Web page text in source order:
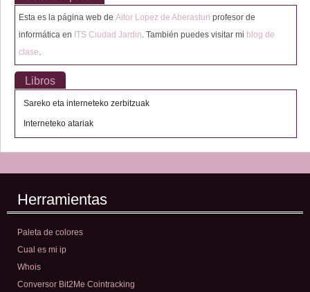
Esta es la página web de Aitor Lopez de Aberasturi profesor de
informática en ITS Ciudad Jardin. También puedes visitar mi blog de
clase.
Libros
Sareko eta interneteko zerbitzuak
Interneteko atariak
Herramientas
Paleta de colores
Cual es mi ip
Whois
Conversor Bit2Me Cointracking